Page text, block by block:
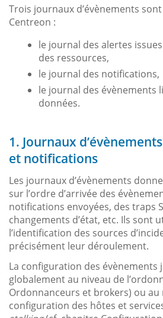
Trois journaux d’évènements
Centreon :
le journal des alertes
des ressources,
le journal des notifications,
le journal des évènements
données.
1. Journaux
et notifications
Les journaux d’évènements
sur l’ordre d’arrivée des
notifications envoyées, des traps
changements d’état, etc. Ils sont
l’identification des sources
précisément leur déroulement.
La configuration des évènements
globalement au niveau de
Ordonnanceurs et brokers) ou au
configuration des hôtes et